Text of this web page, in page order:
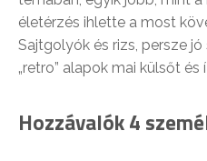
életérzés ihlette a most
Sajtgolyók és rizs, persze
„retro” alapok mai külsőt és
Hozzávalók 4